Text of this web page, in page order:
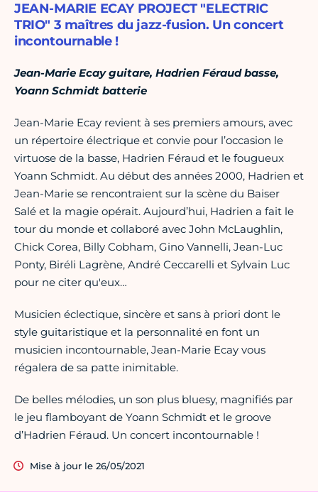
JEAN-MARIE ECAY PROJECT "ELECTRIC
TRIO" 3 maîtres du jazz-fusion. Un concert
incontournable !
Jean-Marie Ecay guitare, Hadrien Féraud basse,
Yoann Schmidt batterie
Jean-Marie Ecay revient à ses premiers amours, avec
un répertoire électrique et convie pour l’occasion le
virtuose de la basse, Hadrien Féraud et le fougueux
Yoann Schmidt. Au début des années 2000, Hadrien et
Jean-Marie se rencontraient sur la scène du Baiser
Salé et la magie opérait. Aujourd’hui, Hadrien a fait le
tour du monde et collaboré avec John McLaughlin,
Chick Corea, Billy Cobham, Gino Vannelli, Jean-Luc
Ponty, Biréli Lagrène, André Ceccarelli et Sylvain Luc
pour ne citer qu'eux…
Musicien éclectique, sincère et sans à priori dont le
style guitaristique et la personnalité en font un
musicien incontournable, Jean-Marie Ecay vous
régalera de sa patte inimitable.
De belles mélodies, un son plus bluesy, magnifiés par
le jeu flamboyant de Yoann Schmidt et le groove
d’Hadrien Féraud. Un concert incontournable !
Mise à jour le 26/05/2021